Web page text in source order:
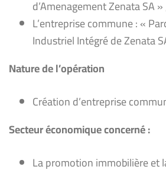
d’Amenagement Zenata SA »
L’entreprise commune : «
Industriel Intégré de Zenata
Nature de l’opération
Création d’entreprise
Secteur économique concerné :
La promotion immobilière et